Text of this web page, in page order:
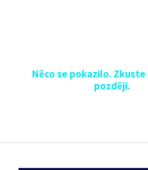
Něco se pokazilo.
později.